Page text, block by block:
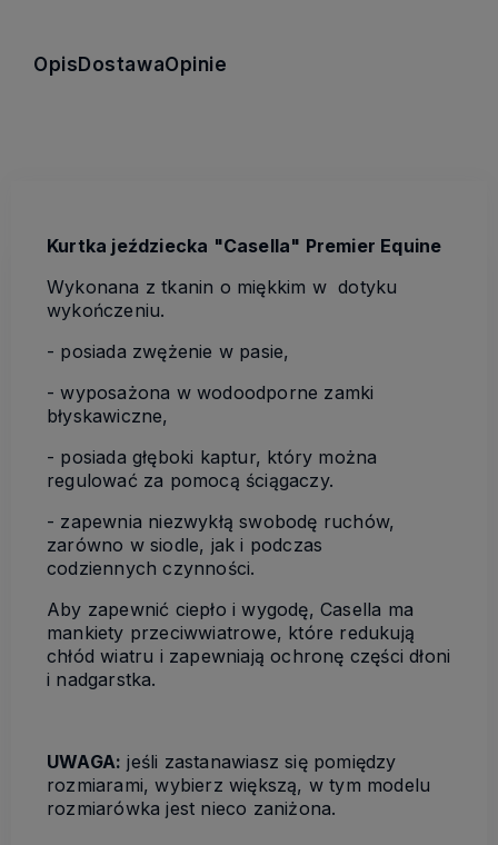
OpisDostawaOpinie
Kurtka jeździecka "Casella" Premier Equine
Wykonana z tkanin o miękkim w dotyku
wykończeniu.
- posiada zwężenie w pasie,
- wyposażona w wodoodporne zamki
błyskawiczne,
- posiada głęboki kaptur, który można
regulować za pomocą ściągaczy.
- zapewnia niezwykłą swobodę ruchów,
zarówno w siodle, jak i podczas
codziennych czynności.
Aby zapewnić ciepło i wygodę, Casella ma
mankiety przeciwwiatrowe, które redukują
chłód wiatru i zapewniają ochronę części dłoni
i nadgarstka.
UWAGA: jeśli zastanawiasz się pomiędzy
rozmiarami, wybierz większą, w tym modelu
rozmiarówka jest nieco zaniżona.